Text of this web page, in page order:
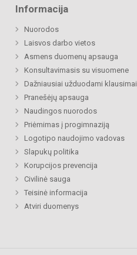
Informacija
Nuorodos
Laisvos darbo vietos
Asmens duomenų apsauga
Konsultavimasis su visuomene
Dažniausiai užduodami klausimai
Pranešėjų apsauga
Naudingos nuorodos
Priėmimas į progimnaziją
Logotipo naudojimo vadovas
Slapukų politika
Korupcijos prevencija
Civilinė sauga
Teisinė informacija
Atviri duomenys